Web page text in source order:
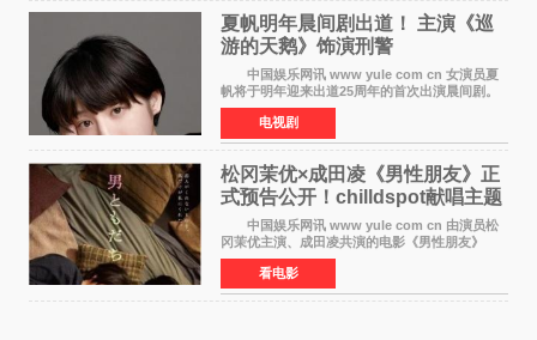
夏帆明年晨间剧出道！ 主演《巡
游的天鹅》饰演刑警
中国娱乐网讯 www yule com cn 女演员夏
帆将于明年迎来出道25周年的首次出演晨间剧。
NHK于8月4日宣布她将出演明年（2027年度）上
半期的晨间剧《巡游的天鹅》，饰演与女主角森
田望智饰演的生
电视剧
松冈茉优×成田凌《男性朋友》正
式预告公开！chilldspot献唱主题
中国娱乐网讯 www yule com cn 由演员松
冈茉优主演、成田凌共演的电影《男性朋友》
（三岛有纪子执导，11月6日上映）于8月5日公开
正式视觉图与正式预告片。同时，三人乐队
chilldspot为该片创
看电影